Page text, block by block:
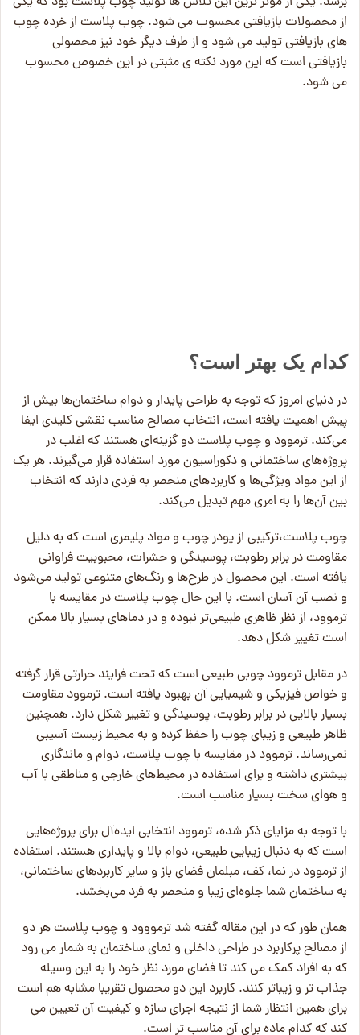
از محصولات بازیافتی محسوب می شود. چوب پلاست از خرده چوب
های بازیافتی تولید می شود و از طرف دیگر خود نیز محصولی
بازیافتی است که این مورد نکته ی مثبتی در این خصوص محسوب
می شود.
کدام یک بهتر است؟
در دنیای امروز که توجه به طراحی پایدار و دوام ساختمان‌ها بیش از
پیش اهمیت یافته است، انتخاب مصالح مناسب نقشی کلیدی ایفا
می‌کند. ترموود و چوب پلاست دو گزینه‌ای هستند که اغلب در
پروژه‌های ساختمانی و دکوراسیون مورد استفاده قرار می‌گیرند. هر یک
از این مواد ویژگی‌ها و کاربردهای منحصر به فردی دارند که انتخاب
بین آن‌ها را به امری مهم تبدیل می‌کند.
چوب پلاست،ترکیبی از پودر چوب و مواد پلیمری است که به دلیل
مقاومت در برابر رطوبت، پوسیدگی و حشرات، محبوبیت فراوانی
یافته است. این محصول در طرح‌ها و رنگ‌های متنوعی تولید می‌شود
و نصب آن آسان است. با این حال چوب پلاست در مقایسه با
ترموود، از نظر ظاهری طبیعی‌تر نبوده و در دماهای بسیار بالا ممکن
است تغییر شکل دهد.
در مقابل ترموود چوبی طبیعی است که تحت فرایند حرارتی قرار گرفته
و خواص فیزیکی و شیمیایی آن بهبود یافته است. ترموود مقاومت
بسیار بالایی در برابر رطوبت، پوسیدگی و تغییر شکل دارد. همچنین
ظاهر طبیعی و زیبای چوب را حفظ کرده و به محیط زیست آسیبی
نمی‌رساند. ترموود در مقایسه با چوب پلاست، دوام و ماندگاری
بیشتری داشته و برای استفاده در محیط‌های خارجی و مناطقی با آب
و هوای سخت بسیار مناسب است.
با توجه به مزایای ذکر شده، ترموود انتخابی ایده‌آل برای پروژه‌هایی
است که به دنبال زیبایی طبیعی، دوام بالا و پایداری هستند. استفاده
از ترموود در نما، کف، مبلمان فضای باز و سایر کاربردهای ساختمانی،
به ساختمان شما جلوه‌ای زیبا و منحصر به فرد می‌بخشد.
همان طور که در این مقاله گفته شد ترمووود و چوب پلاست هر دو
از مصالح پرکاربرد در طراحی داخلی و نمای ساختمان به شمار می رود
که به افراد کمک می کند تا فضای مورد نظر خود را به این وسیله
جذاب تر و زیباتر کنند. کاربرد این دو محصول تقریبا مشابه هم است
برای همین انتظار شما از نتیجه اجرای سازه و کیفیت آن تعیین می
کند که کدام ماده برای آن مناسب تر است.